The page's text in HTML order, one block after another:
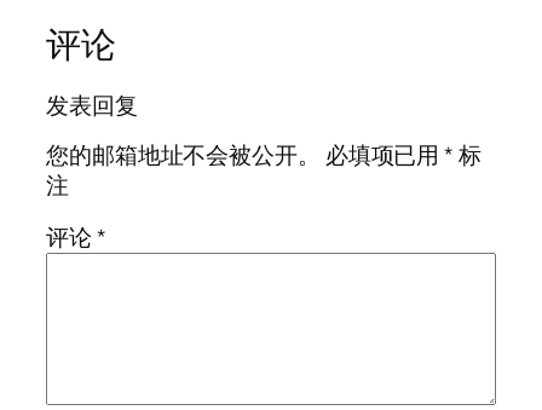
评论
发表回复
您的邮箱地址不会被公开。
必填项已用*标
注
评论*